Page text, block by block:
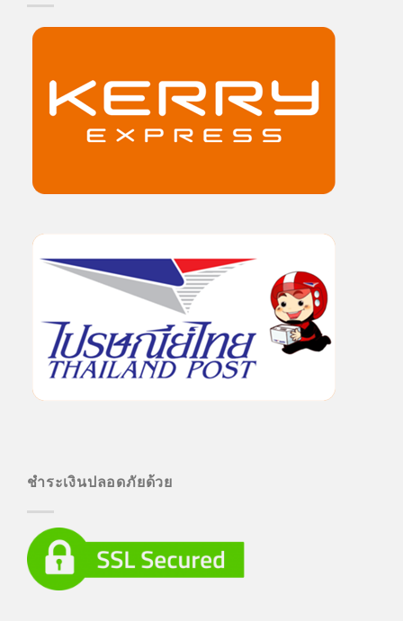
ชำระเงินปลอดภัยด้วย